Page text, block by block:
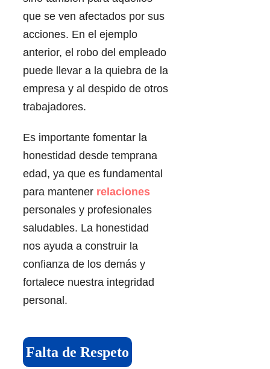
que se ven afectados por sus
acciones. En el ejemplo
anterior, el robo del empleado
puede llevar a la quiebra de la
empresa y al despido de otros
trabajadores.
Es importante fomentar la
honestidad desde temprana
edad, ya que es fundamental
para mantener relaciones
personales y profesionales
saludables. La honestidad
nos ayuda a construir la
confianza de los demás y
fortalece nuestra integridad
personal.
Falta de Respeto